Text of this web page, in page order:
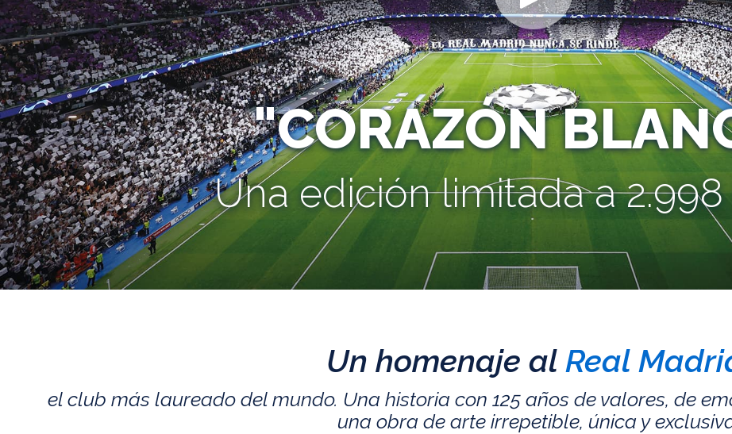
"CORAZÓN
Una edición limitada a
Un homenaje al Real
el club más laureado del mundo. Una historia con 125 años de valores, de
una obra de arte irrepetible, única y